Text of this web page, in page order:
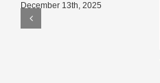
December 13th, 2025